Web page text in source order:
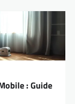
: Guide